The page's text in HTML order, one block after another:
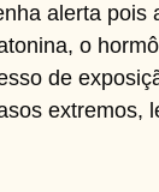
alerta pois
o
de
extremos,